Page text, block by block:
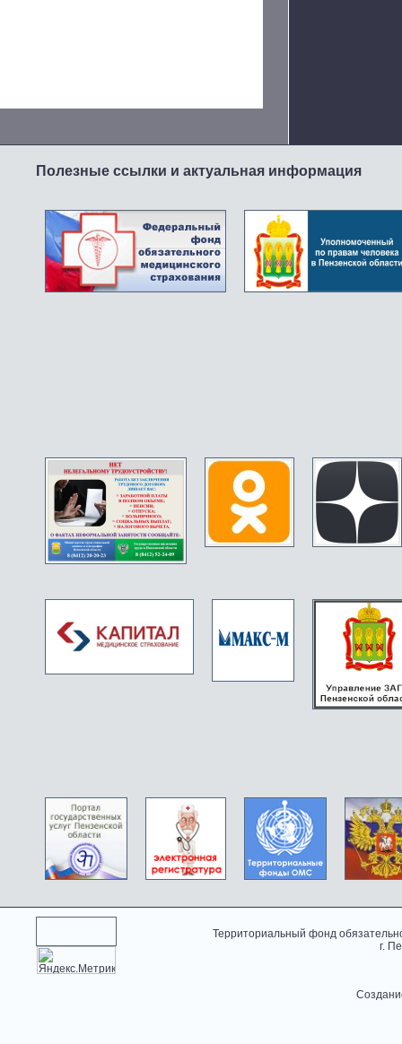
Полезные ссылки и актуальная информация
Территориальный фонд
г.